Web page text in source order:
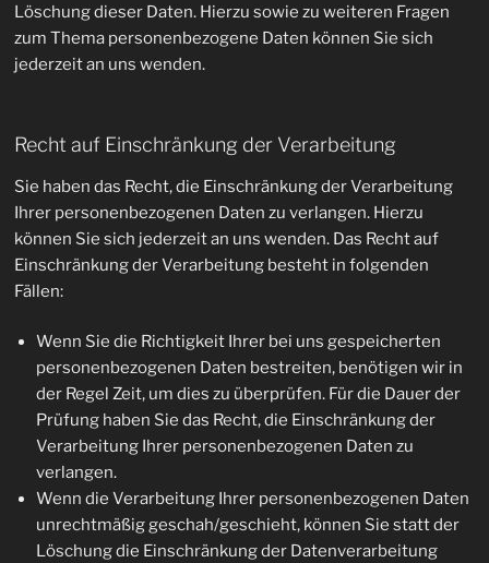
Löschung dieser Daten. Hierzu sowie zu weiteren Fragen
zum Thema personenbezogene Daten können Sie sich
jederzeit an uns wenden.
Recht auf Einschränkung der Verarbeitung
Sie haben das Recht, die Einschränkung der Verarbeitung
Ihrer personenbezogenen Daten zu verlangen. Hierzu
können Sie sich jederzeit an uns wenden. Das Recht auf
Einschränkung der Verarbeitung besteht in folgenden
Fällen:
Wenn Sie die Richtigkeit Ihrer bei uns gespeicherten
personenbezogenen Daten bestreiten, benötigen wir in
der Regel Zeit, um dies zu überprüfen. Für die Dauer der
Prüfung haben Sie das Recht, die Einschränkung der
Verarbeitung Ihrer personenbezogenen Daten zu
verlangen.
Wenn die Verarbeitung Ihrer personenbezogenen Daten
unrechtmäßig geschah/geschieht, können Sie statt der
Löschung die Einschränkung der Datenverarbeitung